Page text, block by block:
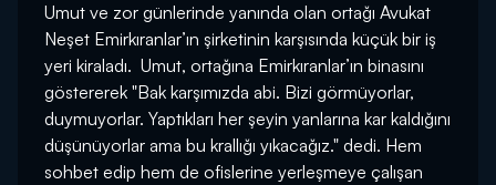
Umut ve zor günlerinde yanında olan ortağı Avukat
Neşet Emirkıranlar’ın şirketinin karşısında küçük bir iş
yeri kiraladı. Umut, ortağına Emirkıranlar’ın binasını
göstererek "Bak karşımızda abi. Bizi görmüyorlar,
duymuyorlar. Yaptıkları her şeyin yanlarına kar kaldığını
düşünüyorlar ama bu krallığı yıkacağız." dedi. Hem
sohbet edip hem de ofislerine yerleşmeye çalışan